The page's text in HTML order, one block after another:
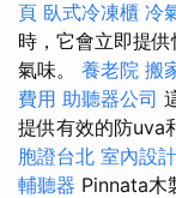
頁 臥式冷凍櫃 冷
時，它會立即提
氣味。 養老院 搬
費用 助聽器公司
提供有效的防uva
胞證台北 室內設計
輔聽器 Pinnata木